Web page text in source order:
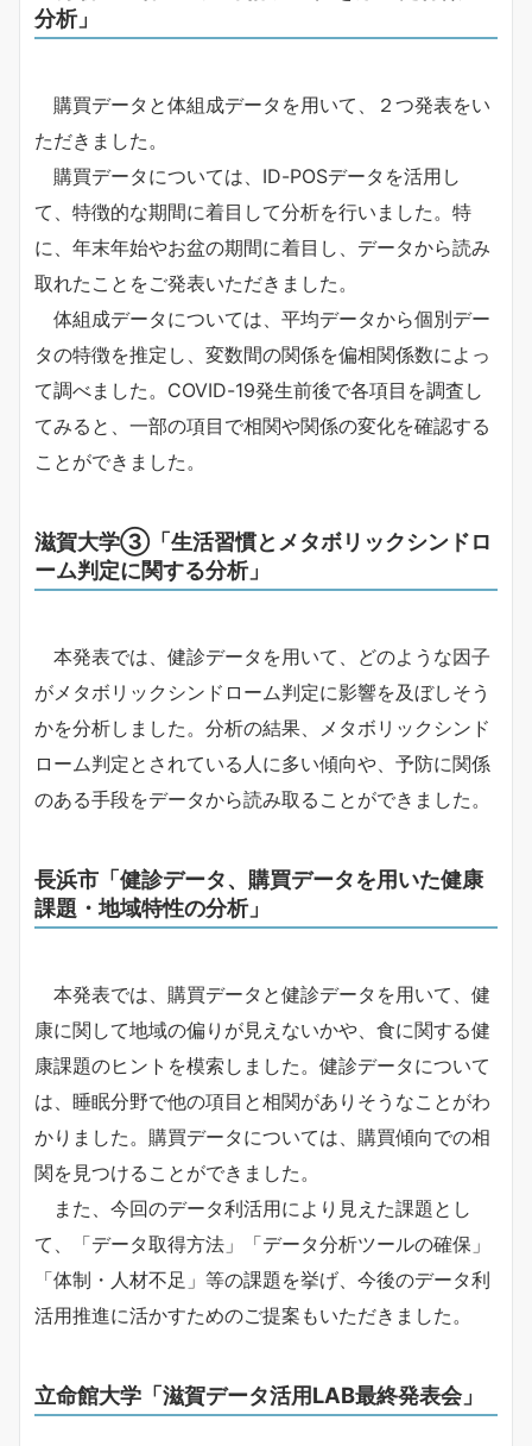
分析」
購買データと体組成データを用いて、２つ発表をい
ただきました。
購買データについては、ID-POSデータを活用し
て、特徴的な期間に着目して分析を行いました。特
に、年末年始やお盆の期間に着目し、データから読み
取れたことをご発表いただきました。
体組成データについては、平均データから個別デー
タの特徴を推定し、変数間の関係を偏相関係数によっ
て調べました。COVID-19発生前後で各項目を調査し
てみると、一部の項目で相関や関係の変化を確認する
ことができました。
滋賀大学③「生活習慣とメタボリックシンドロ
ーム判定に関する分析」
本発表では、健診データを用いて、どのような因子
がメタボリックシンドローム判定に影響を及ぼしそう
かを分析しました。分析の結果、メタボリックシンド
ローム判定とされている人に多い傾向や、予防に関係
のある手段をデータから読み取ることができました。
長浜市「健診データ、購買データを用いた健康
課題・地域特性の分析」
本発表では、購買データと健診データを用いて、健
康に関して地域の偏りが見えないかや、食に関する健
康課題のヒントを模索しました。健診データについて
は、睡眠分野で他の項目と相関がありそうなことがわ
かりました。購買データについては、購買傾向での相
関を見つけることができました。
また、今回のデータ利活用により見えた課題とし
て、「データ取得方法」「データ分析ツールの確保」
「体制・人材不足」等の課題を挙げ、今後のデータ利
活用推進に活かすためのご提案もいただきました。
立命館大学「滋賀データ活用LAB最終発表会」